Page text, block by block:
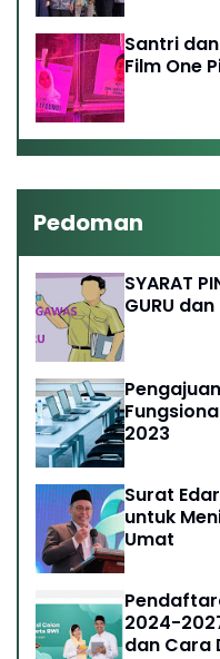
Santri
Film One
Pedoman
SYARAT
GURU dan
2023
Surat
untuk
Umat
2024-
dan Cara